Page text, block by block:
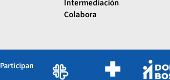
Intermediación
Colabora
Participan